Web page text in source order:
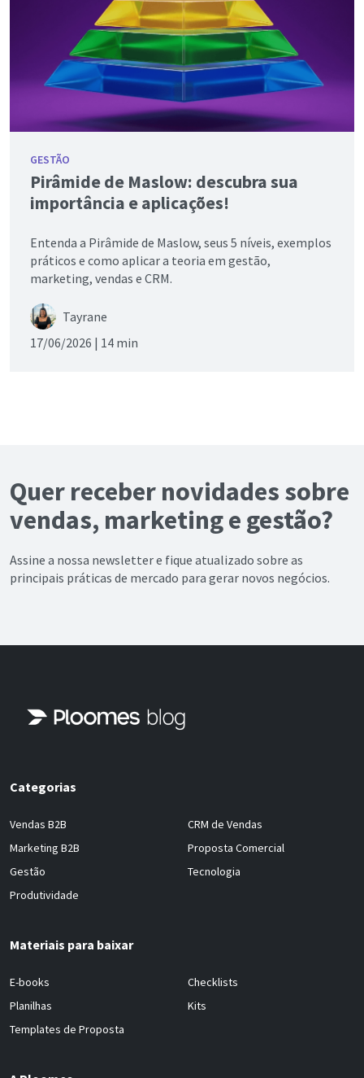
GESTÃO
Pirâmide de Maslow: descubra sua
importância e aplicações!
Entenda a Pirâmide de Maslow, seus 5 níveis, exemplos
práticos e como aplicar a teoria em gestão,
marketing, vendas e CRM.
Tayrane
17/06/2026 | 14 min
Quer receber novidades sobre
vendas, marketing e gestão?
Assine a nossa newsletter e fique atualizado sobre as
principais práticas de mercado para gerar novos negócios.
Categorias
Vendas B2B
Marketing B2B
Gestão
Produtividade
CRM de Vendas
Proposta Comercial
Tecnologia
Materiais para baixar
E-books
Planilhas
Templates de Proposta
Checklists
Kits